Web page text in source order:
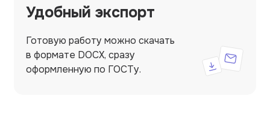
Удобный экспорт
Готовую работу можно скачать
в формате DOCX, сразу
оформленную по ГОСТу.